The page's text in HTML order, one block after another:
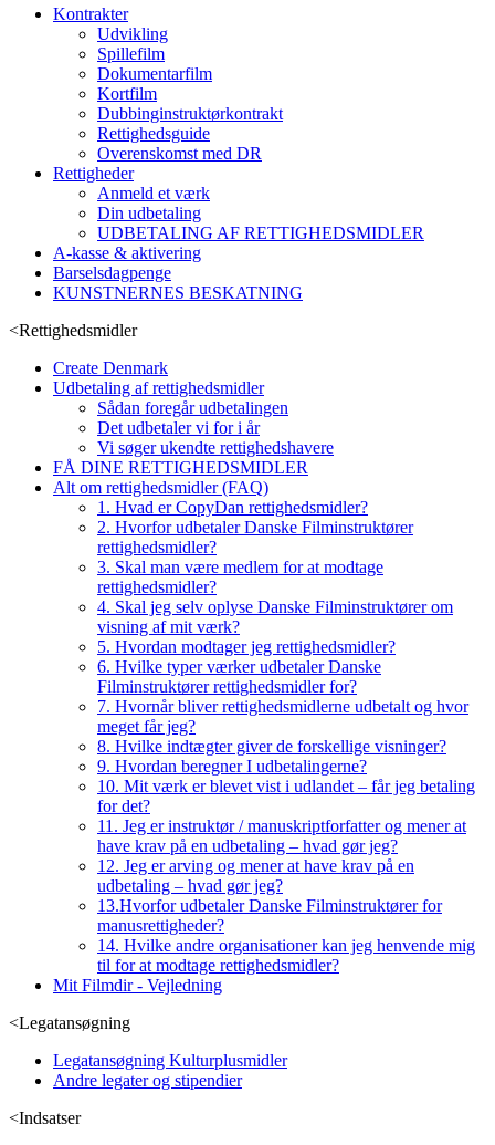
Kontrakter
Udvikling
Spillefilm
Dokumentarfilm
Kortfilm
Dubbinginstruktørkontrakt
Rettighedsguide
Overenskomst med DR
Rettigheder
Anmeld et værk
Din udbetaling
UDBETALING AF RETTIGHEDSMIDLER
A-kasse & aktivering
Barselsdagpenge
KUNSTNERNES BESKATNING
<Rettighedsmidler
Create Denmark
Udbetaling af rettighedsmidler
Sådan foregår udbetalingen
Det udbetaler vi for i år
Vi søger ukendte rettighedshavere
FÅ DINE RETTIGHEDSMIDLER
Alt om rettighedsmidler (FAQ)
1. Hvad er CopyDan rettighedsmidler?
2. Hvorfor udbetaler Danske Filminstruktører
rettighedsmidler?
3. Skal man være medlem for at modtage
rettighedsmidler?
4. Skal jeg selv oplyse Danske Filminstruktører om
visning af mit værk?
5. Hvordan modtager jeg rettighedsmidler?
6. Hvilke typer værker udbetaler Danske
Filminstruktører rettighedsmidler for?
7. Hvornår bliver rettighedsmidlerne udbetalt og hvor
meget får jeg?
8. Hvilke indtægter giver de forskellige visninger?
9. Hvordan beregner I udbetalingerne?
10. Mit værk er blevet vist i udlandet – får jeg betaling
for det?
11. Jeg er instruktør / manuskriptforfatter og mener at
have krav på en udbetaling – hvad gør jeg?
12. Jeg er arving og mener at have krav på en
udbetaling – hvad gør jeg?
13.Hvorfor udbetaler Danske Filminstruktører for
manusrettigheder?
14. Hvilke andre organisationer kan jeg henvende mig
til for at modtage rettighedsmidler?
Mit Filmdir - Vejledning
<Legatansøgning
Legatansøgning Kulturplusmidler
Andre legater og stipendier
<Indsatser